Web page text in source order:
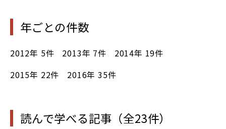
年ごとの件数
2012年 5件 2013年 7件 2014年 19件
2015年 22件 2016年35件
読んで学べる記事（全23件）